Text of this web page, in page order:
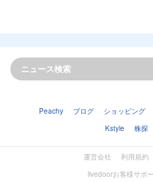
Peachy ブログ ショッピング
Kstyle
株探
運営会社 利用規約
livedoorお客様サポ